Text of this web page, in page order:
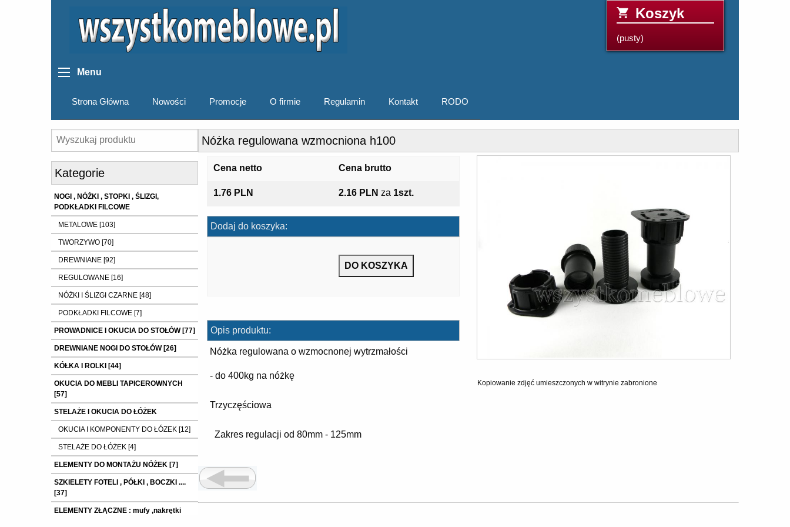
Koszyk
(pusty)
Menu
Strona Główna Nowości Promocje O firmie Regulamin Kontakt RODO
Kategorie
NOGI , NÓŻKI , STOPKI , ŚLIZGI,
PODKŁADKI FILCOWE
METALOWE [103]
TWORZYWO [70]
DREWNIANE [92]
REGULOWANE [16]
NÓŻKI I ŚLIZGI CZARNE [48]
PODKŁADKI FILCOWE [7]
PROWADNICE I OKUCIA DO STOŁÓW [77]
DREWNIANE NOGI DO STOŁÓW [26]
KÓŁKA I ROLKI [44]
OKUCIA DO MEBLI TAPICEROWNYCH
[57]
STELAŻE I OKUCIA DO ŁÓŻEK
OKUCIA I KOMPONENTY DO ŁÓZEK [12]
STELAŻE DO ŁÓŻEK [4]
ELEMENTY DO MONTAŻU NÓŻEK [7]
SZKIELETY FOTELI , PÓŁKI , BOCZKI ....
[37]
ELEMENTY ZŁĄCZNE : mufy ,nakrętki
Nóżka regulowana wzmocniona h100
Cena netto Cena brutto
1.76 PLN 2.16 PLN za 1szt.
Dodaj do koszyka:
Opis produktu:
Nóżka regulowana o wzmocnonej wytrzmałości
- do 400kg na nóżkę
Trzyczęściowa
Zakres regulacji od 80mm - 125mm
Kopiowanie zdjęć umieszczonych w witrynie zabronione